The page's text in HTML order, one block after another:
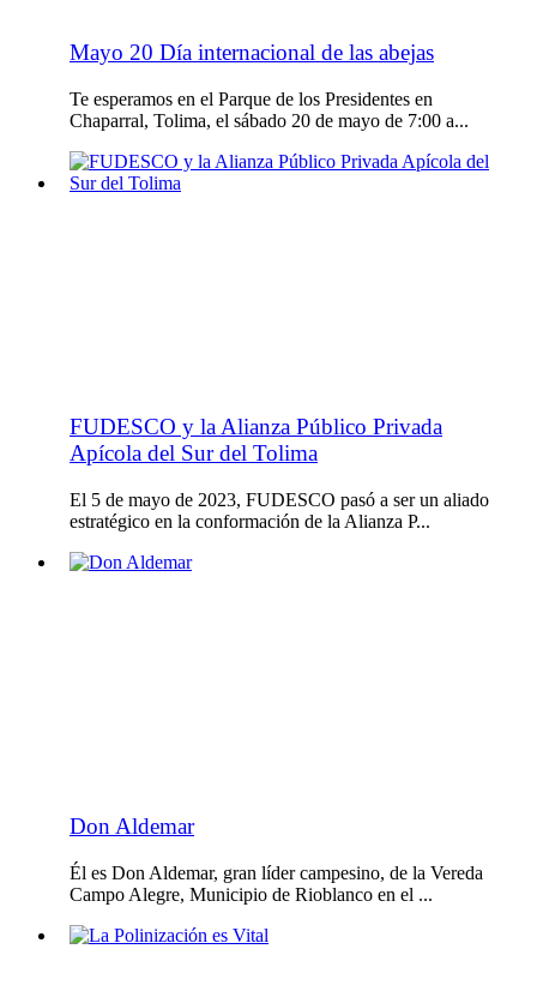
Mayo 20 Día internacional de las abejas
Te esperamos en el Parque de los Presidentes en
Chaparral, Tolima, el sábado 20 de mayo de 7:00 a...
FUDESCO y la Alianza Público Privada
Apícola del Sur del Tolima
El 5 de mayo de 2023, FUDESCO pasó a ser un aliado
estratégico en la conformación de la Alianza P...
Don Aldemar
Él es Don Aldemar, gran líder campesino, de la Vereda
Campo Alegre, Municipio de Rioblanco en el ...